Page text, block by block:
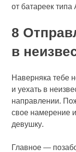
от батареек типа
8
в
Наверняка тебе
и уехать в
направлении.
свое намерение
девушку.
Главное —